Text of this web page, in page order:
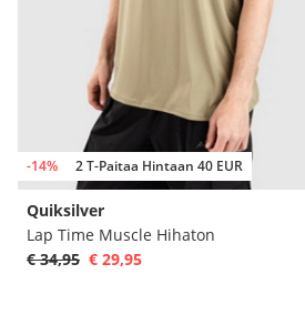
-14% 2 T-Paitaa Hintaan 40 EUR
Quiksilver
Lap Time Muscle Hihaton
€ 34,95 € 29,95